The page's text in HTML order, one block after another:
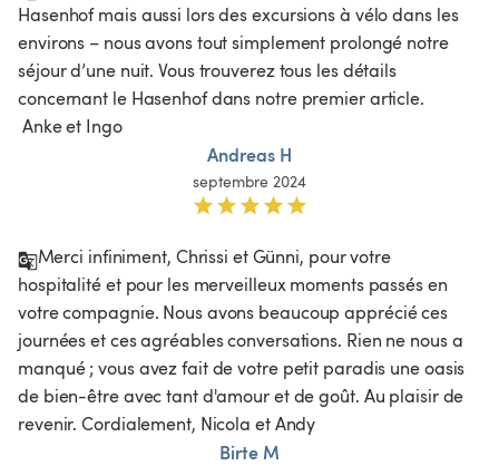
Hasenhof mais aussi lors des excursions à vélo dans les
environs – nous avons tout simplement prolongé notre
séjour d’une nuit. Vous trouverez tous les détails
concernant le Hasenhof dans notre premier article.
Anke et Ingo
Andreas H
septembre 2024
Merci infiniment, Chrissi et Günni, pour votre
hospitalité et pour les merveilleux moments passés en
votre compagnie. Nous avons beaucoup apprécié ces
journées et ces agréables conversations. Rien ne nous a
manqué ; vous avez fait de votre petit paradis une oasis
de bien-être avec tant d'amour et de goût. Au plaisir de
revenir. Cordialement, Nicola et Andy
Birte M